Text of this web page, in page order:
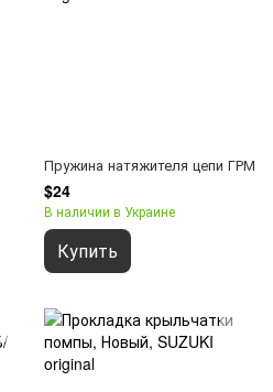
Пружина натяжителя цепи ГРМ
$24
В наличии в Украине
Купить